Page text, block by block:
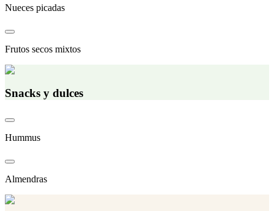
Nueces picadas
Frutos secos mixtos
Snacks y dulces
Hummus
Almendras